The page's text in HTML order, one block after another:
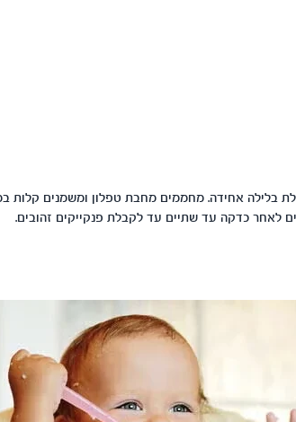
בלילה אחידה. מחממים מחבת טפלון ומשמנים קלות
לאחר כדקה עד שתיים עד לקבלת פנקייקים זהובים.